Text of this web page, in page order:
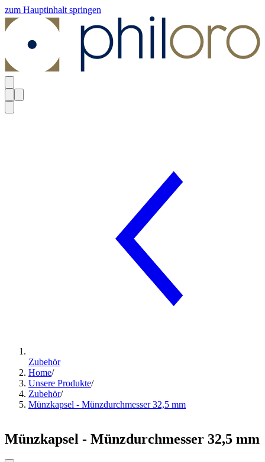
zum Hauptinhalt springen
Zubehör
Home/
Unsere Produkte/
Zubehör/
Münzkapsel - Münzdurchmesser 32,5 mm
Münzkapsel - Münzdurchmesser 32,5 mm